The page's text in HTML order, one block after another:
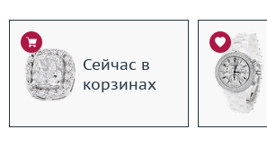
Сейчас в
корзинах